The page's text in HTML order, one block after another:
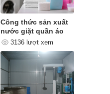
Công thức sản xuất
nước giặt quần áo
quan trọng như thế
3136 lượt xem